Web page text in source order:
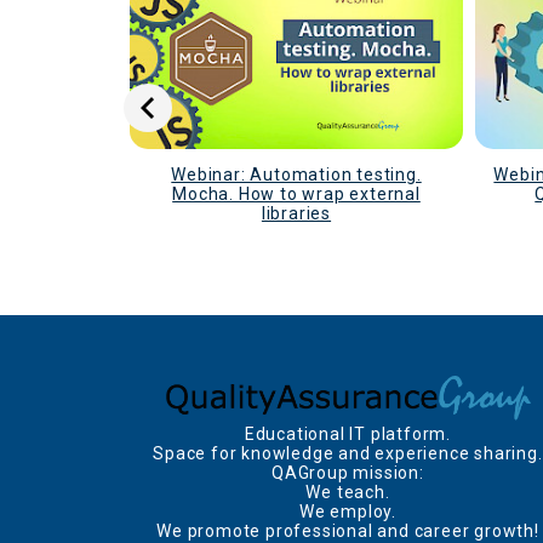
Webinar: Automation testing.
Mocha. How to wrap external
libraries
Educational IT platform.
Space for knowledge and experience sharing.
QAGroup mission:
We teach.
We employ.
We promote professional and career growth!